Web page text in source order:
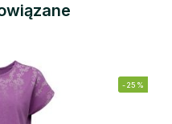
-25%